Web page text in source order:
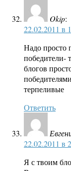
Okip:
22.02.2011 в
Надо просто
победители-
блогов
терпеливые
Ответить
22.02.2011 в
Я с твоим